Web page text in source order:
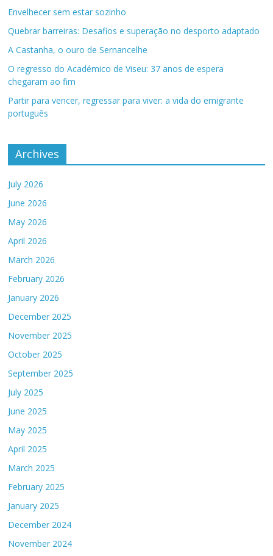
Envelhecer sem estar sozinho
Quebrar barreiras: Desafios e superação no desporto adaptado
A Castanha, o ouro de Sernancelhe
O regresso do Académico de Viseu: 37 anos de espera
chegaram ao fim
Partir para vencer, regressar para viver: a vida do emigrante
português
Archives
July 2026
June 2026
May 2026
April 2026
March 2026
February 2026
January 2026
December 2025
November 2025
October 2025
September 2025
July 2025
June 2025
May 2025
April 2025
March 2025
February 2025
January 2025
December 2024
November 2024